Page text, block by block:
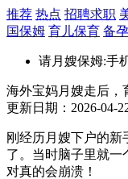
推荐 热点 招聘求职
国保姆 育儿保育 备
请月嫂保姆:手
海外宝妈月嫂走后，
更新日期：2026-04-
刚经历月嫂下户的
了。当时脑子里就一
对真的会崩溃！